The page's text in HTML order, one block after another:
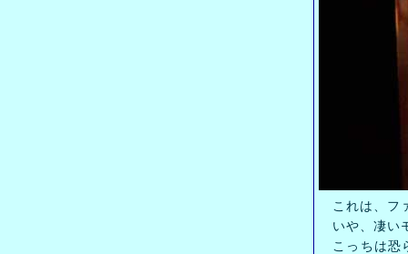
これは、フ
いや、凄い
こっちは恐